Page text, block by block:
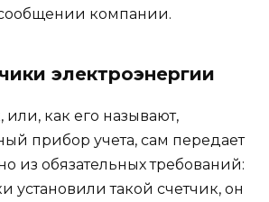
компании.
электроэнергии
как его называют,
прибор учета, сам передает
из обязательных требований:
установили такой счетчик, он